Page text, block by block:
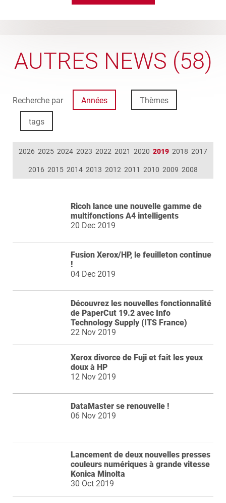
AUTRES NEWS (58)
Recherche par Années Thèmes
tags
2026 2025 2024 2023 2022 2021 2020 2019 2018 2017
2016 2015 2014 2013 2012 2011 2010 2009 2008
Ricoh lance une nouvelle gamme de
multifonctions A4 intelligents
20 Dec 2019
Fusion Xerox/HP, le feuilleton continue
!
04 Dec 2019
Découvrez les nouvelles fonctionnalité
de PaperCut 19.2 avec Info
Technology Supply (ITS France)
22 Nov 2019
Xerox divorce de Fuji et fait les yeux
doux à HP
12 Nov 2019
DataMaster se renouvelle !
06 Nov 2019
Lancement de deux nouvelles presses
couleurs numériques à grande vitesse
Konica Minolta
30 Oct 2019